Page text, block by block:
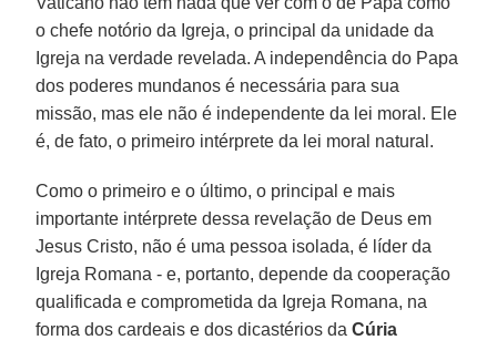
o chefe notório da Igreja, o principal da unidade da
Igreja na verdade revelada. A independência do Papa
dos poderes mundanos é necessária para sua
missão, mas ele não é independente da lei moral. Ele
é, de fato, o primeiro intérprete da lei moral natural.
Como o primeiro e o último, o principal e mais
importante intérprete dessa revelação de Deus em
Jesus Cristo, não é uma pessoa isolada, é líder da
Igreja Romana - e, portanto, depende da cooperação
qualificada e comprometida da Igreja Romana, na
forma dos cardeais e dos dicastérios daCúria